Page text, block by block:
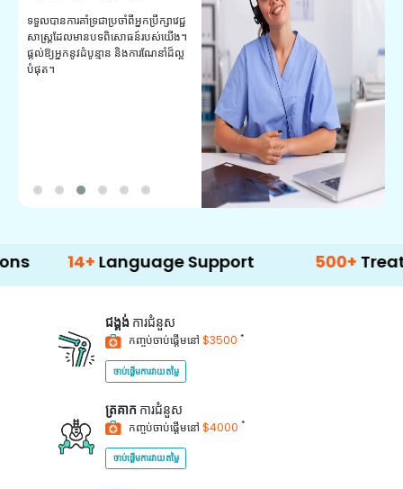
ទទួលបានការគាំទ្រជាប្រចាំពីអ្នកប្រឹក្សាវេជ្ជ
សាស្ត្រដែលមានបទពិសោធន៍របស់យើង។
ផ្តល់ឱ្យអ្នកនូវដំបូន្មាន និងការណែនាំដ៏ល្អ
បំផុត។
14+ Language Support 500+ Treatment
ជង្គង់ ការជំនួស
កញ្ចប់ចាប់ផ្តើមនៅ $3500 *
ចាប់ផ្តើមការវាយតម្លៃ
ត្រគាក ការជំនួស
កញ្ចប់ចាប់ផ្តើមនៅ $4000 *
ចាប់ផ្តើមការវាយតម្លៃ